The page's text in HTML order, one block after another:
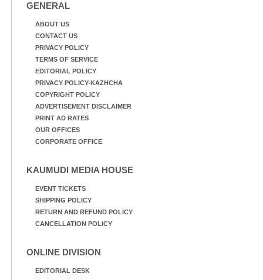
GENERAL
ABOUT US
CONTACT US
PRIVACY POLICY
TERMS OF SERVICE
EDITORIAL POLICY
PRIVACY POLICY-KAZHCHA
COPYRIGHT POLICY
ADVERTISEMENT DISCLAIMER
PRINT AD RATES
OUR OFFICES
CORPORATE OFFICE
KAUMUDI MEDIA HOUSE
EVENT TICKETS
SHIPPING POLICY
RETURN AND REFUND POLICY
CANCELLATION POLICY
ONLINE DIVISION
EDITORIAL DESK